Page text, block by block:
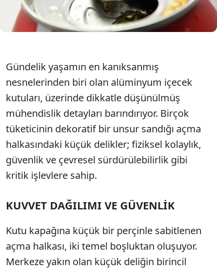
Gündelik yaşamın en kanıksanmış
nesnelerinden biri olan alüminyum içecek
kutuları, üzerinde dikkatle düşünülmüş
mühendislik detayları barındırıyor. Birçok
tüketicinin dekoratif bir unsur sandığı açma
halkasındaki küçük delikler; fiziksel kolaylık,
güvenlik ve çevresel sürdürülebilirlik gibi
kritik işlevlere sahip.
KUVVET DAĞILIMI VE GÜVENLİK
Kutu kapağına küçük bir perçinle sabitlenen
açma halkası, iki temel boşluktan oluşuyor.
Merkeze yakın olan küçük deliğin birincil